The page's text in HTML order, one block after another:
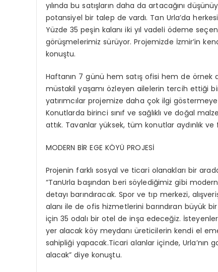
yılında bu satışların daha da artacağını
potansiyel bir talep de vardı. Tan Urla’da
Yüzde 35 peşin kalanı iki yıl vadeli ödeme
görüşmelerimiz sürüyor. Projemizde İzmir’in
konuştu.
Haftanın 7 günü hem satış ofisi hem de örnek
müstakil yaşamı özleyen ailelerin tercih ettiği
yatırımcılar projemize daha çok ilgi
Konutlarda birinci sınıf ve sağlıklı ve doğal
attık. Tavanlar yüksek, tüm konutlar aydınlık
MODERN BİR EGE KÖYÜ PROJESİ
Projenin farklı sosyal ve ticari olanakları bir
“TanUrla başından beri söylediğimiz gibi
detayı barındıracak. Spor ve tıp merkezi,
alanı ile de ofis hizmetlerini barındıran büyük
için 35 odalı bir otel de inşa edeceğiz. İsteyenler
yer alacak köy meydanı üreticilerin kendi el
sahipliği yapacak.Ticari alanlar içinde,
alacak” diye konuştu.